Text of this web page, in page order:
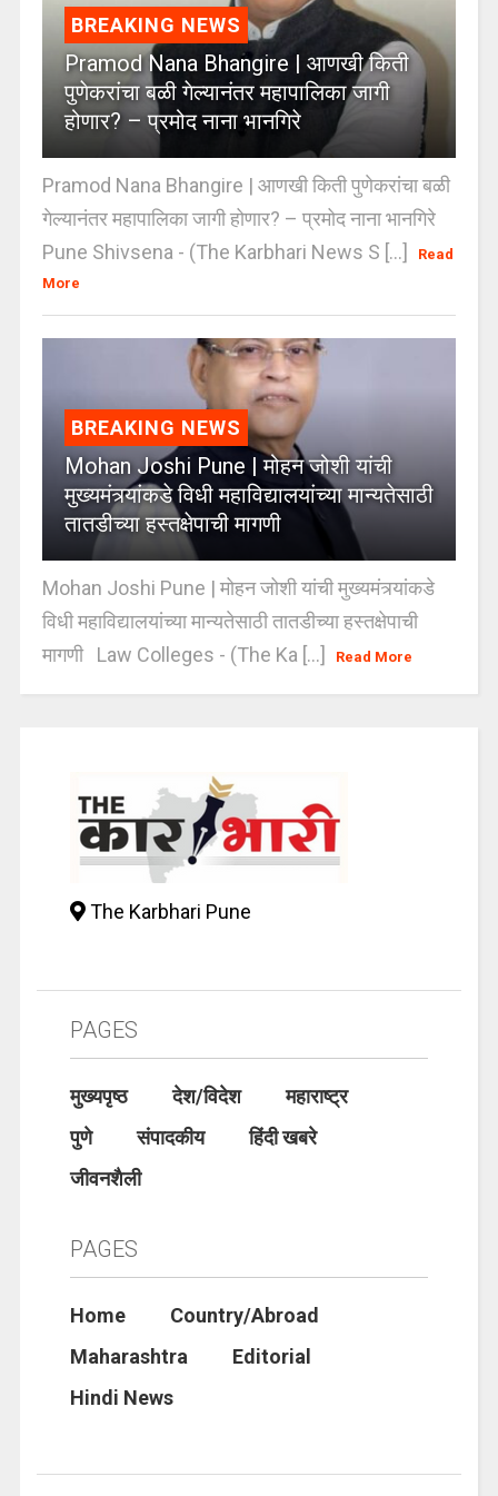
BREAKING NEWS
Pramod Nana Bhangire | आणखी किती
पुणेकरांचा बळी गेल्यानंतर महापालिका जागी
होणार? – प्रमोद नाना भानगिरे
Pramod Nana Bhangire | आणखी किती पुणेकरांचा बळी
गेल्यानंतर महापालिका जागी होणार? – प्रमोद नाना भानगिरे
Pune Shivsena - (The Karbhari News S [...]
Read
More
BREAKING NEWS
Mohan Joshi Pune | मोहन जोशी यांची
मुख्यमंत्र्यांकडे विधी महाविद्यालयांच्या मान्यतेसाठी
तातडीच्या हस्तक्षेपाची मागणी
Mohan Joshi Pune | मोहन जोशी यांची मुख्यमंत्र्यांकडे
विधी महाविद्यालयांच्या मान्यतेसाठी तातडीच्या हस्तक्षेपाची
मागणी Law Colleges - (The Ka [...]
Read More
The Karbhari Pune
PAGES
मुख्यपृष्ठ देश/विदेश
महाराष्ट्र
पुणे
संपादकीय
हिंदी खबरे
जीवनशैली
PAGES
Home
Country/Abroad
Maharashtra
Editorial
Hindi News